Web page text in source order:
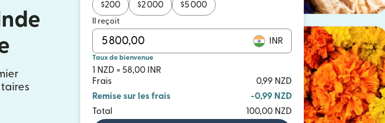
$200 $2 000 $5 000
Il reçoit
INR
Taux de bienvenue
1 NZD = 58,00 INR
Frais
0,99 NZD
Remise sur les frais
-0,99 NZD
Total
100,00 NZD